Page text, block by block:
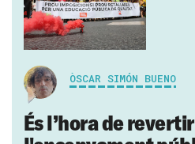
ÒSCAR SIMÓN BUENO
És l’hora de